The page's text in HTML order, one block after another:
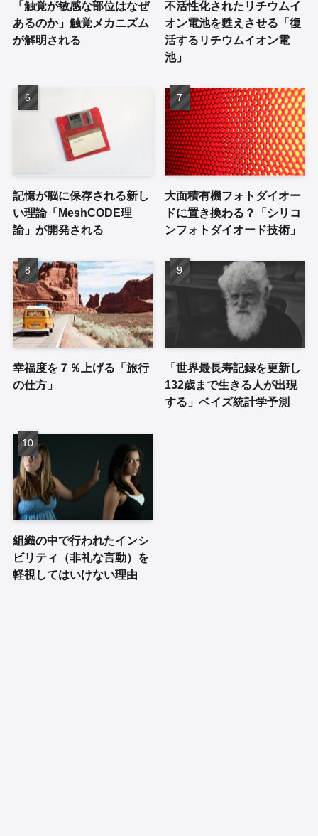
「触覚が敏感な部位はなぜ
あるのか」触覚メカニズム
が解明される
不活性化されたリチウムイ
オン電池を甦えさせる「復
活するリチウムイオン電
池」
記憶が脳に保存される新し
い理論「MeshCODE理
論」が開発される
大面積有機フォトダイオー
ドに置き換わる？「シリコ
ンフォトダイオード技術」
幸福度を７％上げる「旅行
の仕方」
「世界最長寿記録を更新し
132歳まで生きる人が出現
する」ベイズ統計学予測
組織の中で行われたインシ
ビリティ（非礼な言動）を
軽視してはいけない理由